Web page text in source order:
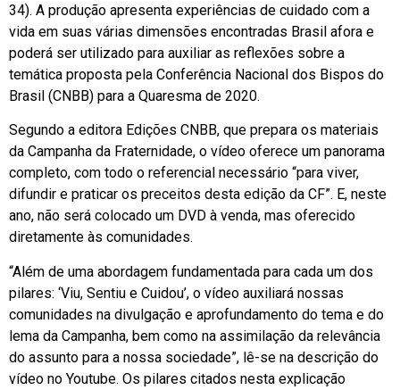
34). A produção apresenta experiências de cuidado com a
vida em suas várias dimensões encontradas Brasil afora e
poderá ser utilizado para auxiliar as reflexões sobre a
temática proposta pela Conferência Nacional dos Bispos do
Brasil (CNBB) para a Quaresma de 2020.
Segundo a editora Edições CNBB, que prepara os materiais
da Campanha da Fraternidade, o vídeo oferece um panorama
completo, com todo o referencial necessário “para viver,
difundir e praticar os preceitos desta edição da CF”. E, neste
ano, não será colocado um DVD à venda, mas oferecido
diretamente às comunidades.
“Além de uma abordagem fundamentada para cada um dos
pilares: ‘Viu, Sentiu e Cuidou’, o vídeo auxiliará nossas
comunidades na divulgação e aprofundamento do tema e do
lema da Campanha, bem como na assimilação da relevância
do assunto para a nossa sociedade”, lê-se na descrição do
vídeo no Youtube. Os pilares citados nesta explicação